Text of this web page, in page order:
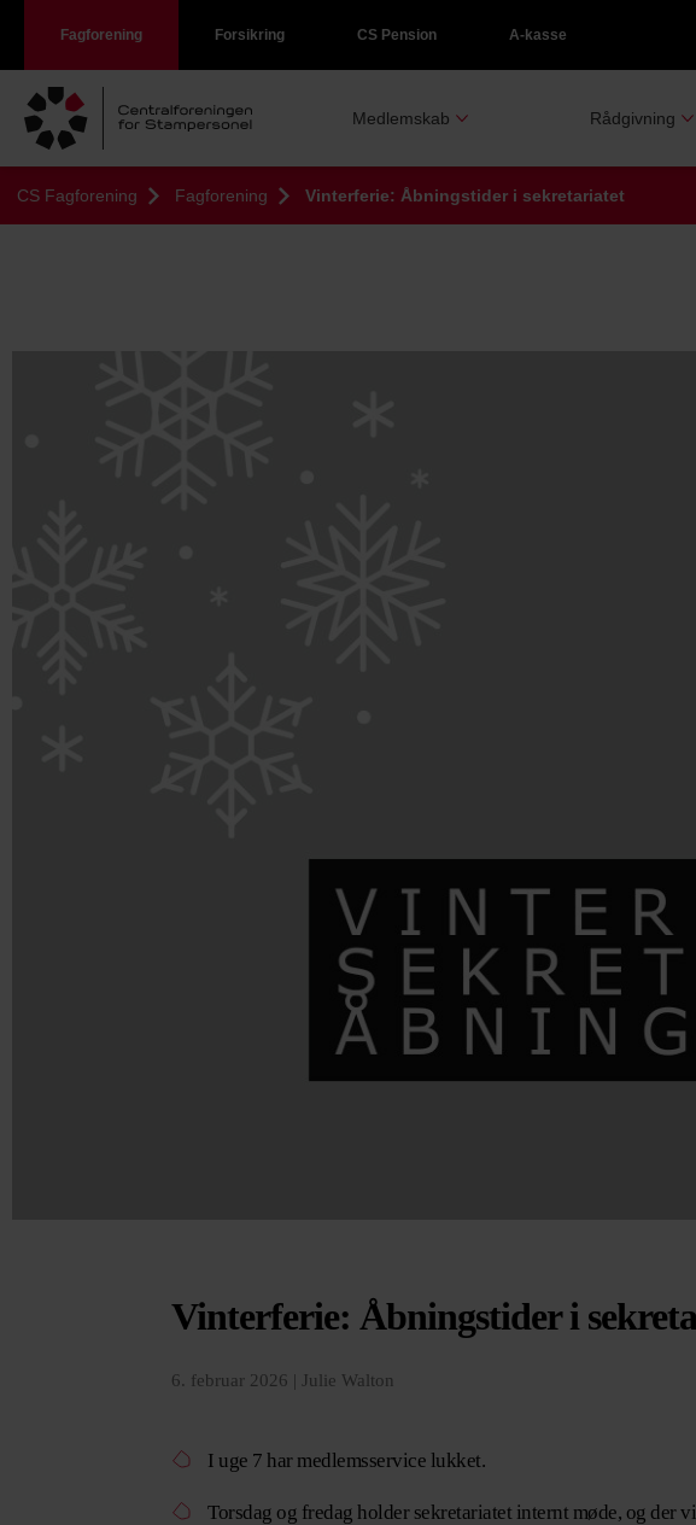
Fagforening Forsikring CS Pension A-kasse
Medlemskab Rådgivning
CS Fagforening Fagforening Vinterferie: Åbningstider i sekretariatet
Vinterferie: Åbningstider i
6. februar 2026 | Julie Walton
I uge 7 har medlemsservice lukket.
Torsdag og fredag holder sekretariatetinternt møde, og der